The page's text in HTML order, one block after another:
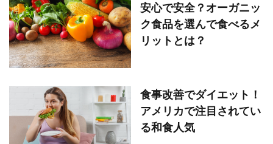
安心で安全？オーガニッ
ク食品を選んで食べるメ
リットとは？
食事改善でダイエット！
アメリカで注目されてい
る和食人気